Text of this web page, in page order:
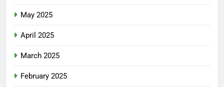
May 2025
April 2025
March 2025
February 2025